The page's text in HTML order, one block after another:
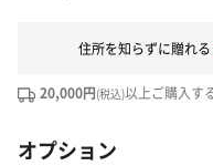
住所を知らずに贈れる
20,000円(税込)以上ご購入す
オプション